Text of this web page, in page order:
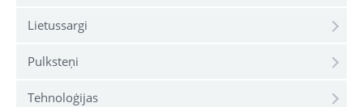
Lietussargi
Pulksteņi
Tehnoloģijas